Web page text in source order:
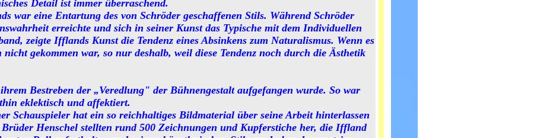
Detail ist immer überraschend.
war eine Entartung des von Schröder geschaffenen Stils. Während Schröder
erreichte und sich in seiner Kunst das Typische mit dem Individuellen
zeigte Ifflands Kunst die Tendenz eines Absinkens zum Naturalismus. Wenn es
nicht gekommen war, so nur deshalb, weil diese Tendenz noch durch die Ästhetik
Bestreben der „Veredlung" der Bühnengestalt aufgefangen wurde. So war
eklektisch und affektiert.
Schauspieler hat ein so reichhaltiges Bildmaterial über seine Arbeit hinterlassen
Henschel stellten rund 500 Zeichnungen und Kupferstiche her, die Iffland